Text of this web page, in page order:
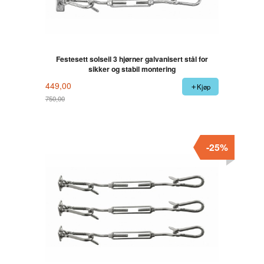
Festesett solseil 3 hjørner galvanisert stål for
sikker og stabil montering
449,00
750,00
Kjøp
-25%